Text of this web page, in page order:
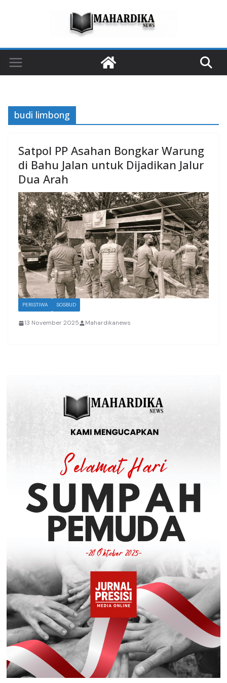
budi limbong
Satpol PP Asahan Bongkar Warung
di Bahu Jalan untuk Dijadikan Jalur
Dua Arah
PERISTIWA SOSBUD
13 November 2025 Mahardikanews